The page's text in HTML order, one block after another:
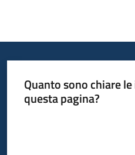
Quanto sono chiare
questa pagina?